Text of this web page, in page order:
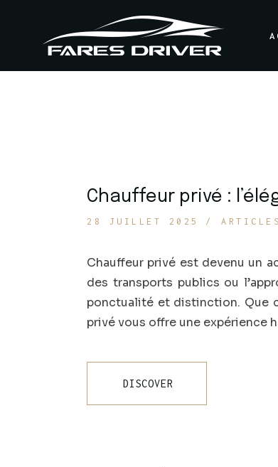
Chauffeur privé :
28 JUILLET 2025 ARTICLES
Chauffeur privé est devenu un
des transports publics ou
ponctualité et distinction. Que
privé vous offre une expérience
DISCOVER